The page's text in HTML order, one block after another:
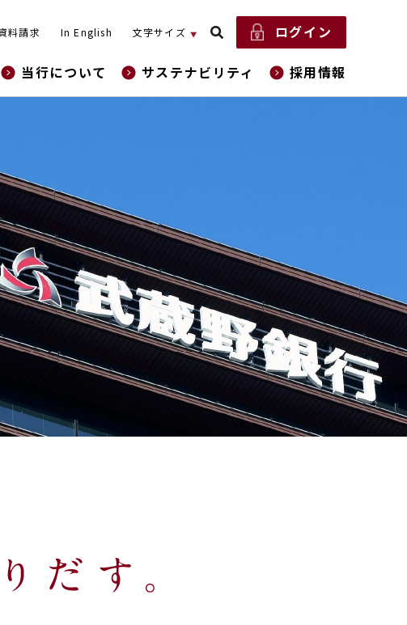
料請求 In English 文字サイズ ログイン
当行について サステナビリティ 採用情報